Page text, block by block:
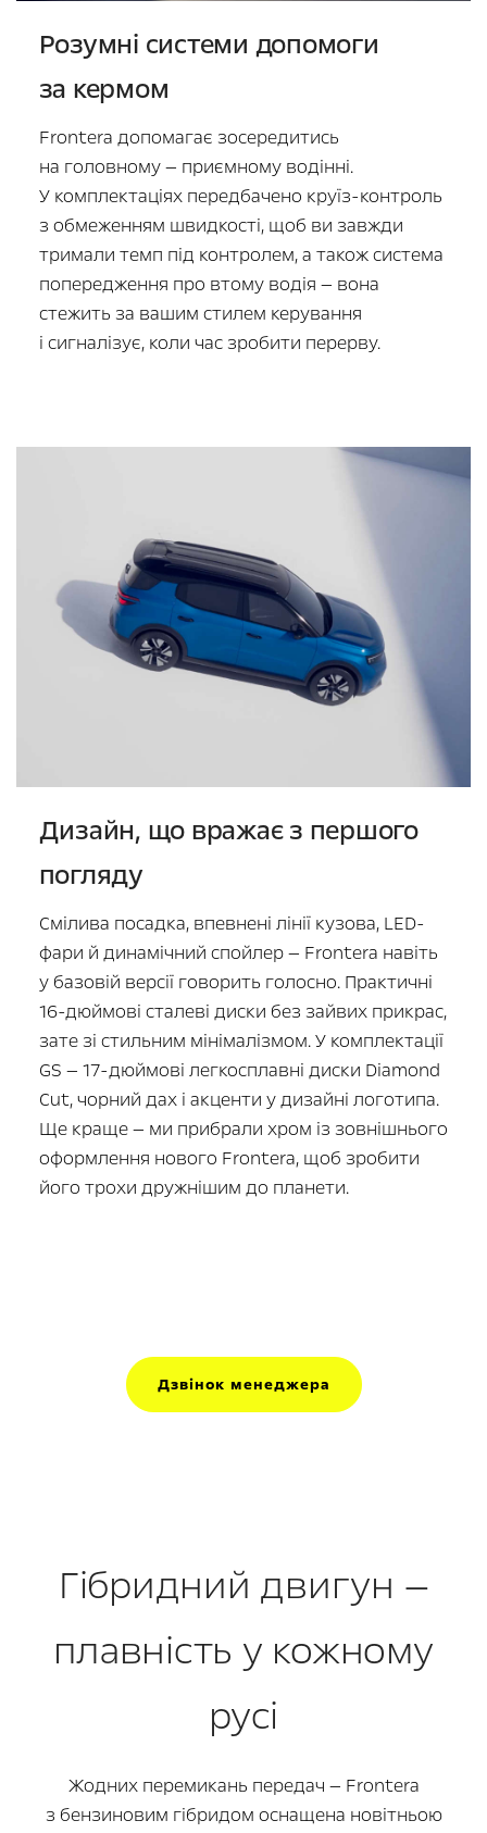
Розумні системи допомоги
за кермом
Frontera допомагає зосередитись
на головному — приємному водінні.
У комплектаціях передбачено круїз-контроль
з обмеженням швидкості, щоб ви завжди
тримали темп під контролем, а також система
попередження про втому водія — вона
стежить за вашим стилем керування
і сигналізує, коли час зробити перерву.
Дизайн, що вражає з першого
погляду
Смілива посадка, впевнені лінії кузова, LED-
фари й динамічний спойлер — Frontera навіть
у базовій версії говорить голосно. Практичні
16-дюймові сталеві диски без зайвих прикрас,
зате зі стильним мінімалізмом. У комплектації
GS — 17-дюймові легкосплавні диски Diamond
Cut, чорний дах і акценти у дизайні логотипа.
Ще краще — ми прибрали хром із зовнішнього
оформлення нового Frontera, щоб зробити
його трохи дружнішим до планети.
Дзвінок менеджера
Гібридний двигун —
плавність у кожному
русі
Жодних перемикань передач — Frontera
з бензиновим гібридом оснащена новітньою